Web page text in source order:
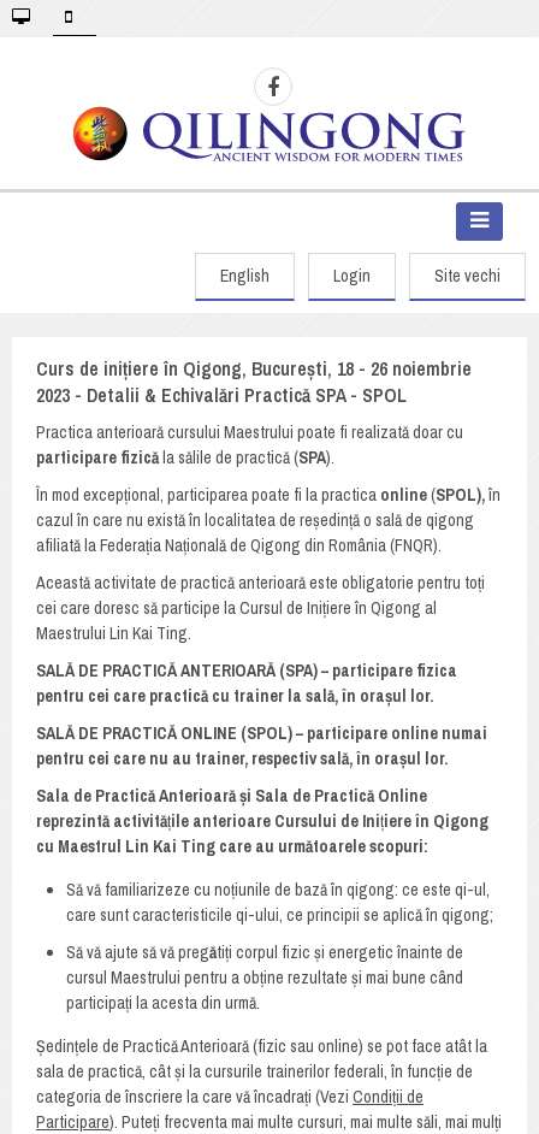
English Login Site vechi
Curs de inițiere în Qigong, București, 18 - 26 noiembrie
2023 - Detalii & Echivalări Practică SPA - SPOL
Practica anterioară cursului Maestrului poate fi realizată doar cu
participare fizicăla sălile de practică (SPA).
În mod excepțional, participarea poate fi la practica online(SPOL),în
cazul în care nu există în localitatea de reședință o sală de qigong
afiliată la Federația Națională de Qigong din România (FNQR).
Această activitate de practică anterioară este obligatorie pentru toți
cei care doresc să participe la Cursul de Inițiere în Qigong al
Maestrului Lin Kai Ting.
SALĂ DE PRACTICĂ ANTERIOARĂ (SPA) – participare fizica
pentru cei care practică cu trainer la sală, în orașul lor.
SALĂ DE PRACTICĂ ONLINE (SPOL) – participare online numai
pentru cei care nu au trainer, respectiv sală, în orașul lor.
Sala de PracticăAnterioară și Sala de Practică Online
reprezintă activitățile anterioare Cursului de Inițiere în Qigong
cu Maestrul Lin Kai Ting care au următoarele scopuri:
Să vă familiarizeze cu noțiunile de bază în qigong: ce este qi-ul,
care sunt caracteristicile qi-ului, ce principii se aplică în qigong;
Să vă ajute să vă pregătiți corpul fizic și energetic înainte de
cursul Maestrului pentru a obține rezultate și mai bune când
participați la acesta din urmă.
Ședințele de Practică Anterioară (fizic sau online) se pot face atât la
sala de practică, cât și la cursurile trainerilor federali, în funcție de
categoria de înscriere la care vă încadrați (Vezi Condiții de
Participare). Puteți frecventa mai multe cursuri, mai multe săli, mai mulți